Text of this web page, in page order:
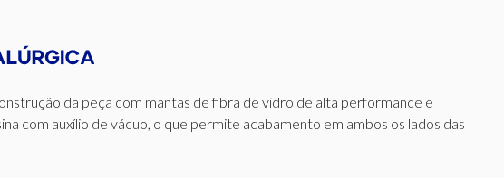
da peça com mantas de fibra de vidro de alta performance e
com auxílio de vácuo, o que permite acabamento em ambos os lados das